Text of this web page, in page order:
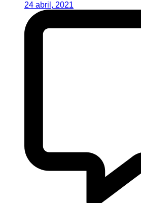
24 abril, 2021